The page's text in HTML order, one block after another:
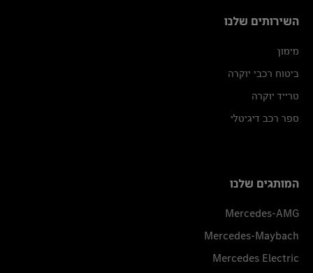
השירותים שלנו
מימון
ביטוח רכבי יוקרה
טרייד יוקרה
ספר רכב דיגיטלי
המותגים שלנו
Mercedes-AMG
Mercedes-Maybach
Mercedes Electric